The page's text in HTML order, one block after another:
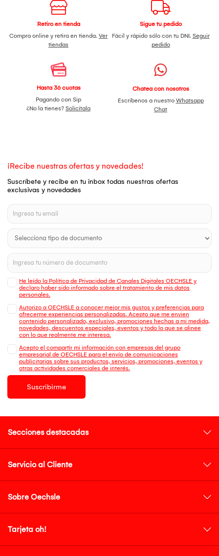
Retiro en tienda
Compra online y retira en tienda. Ver
tiendas
Sigue tu pedido
Fácil y rápido sólo con tu DNI. Seguir
pedido
Hasta 36 cuotas
Pagando con Sip
¿No la tienes? Solicítala
Chatea con nosotros
Escríbenos a nuestro Whatsapp
Chat
¡Recibe nuestras ofertas y novedades!
Suscríbete y recibe en tu inbox todas nuestras ofertas
exclusivas y novedades
He leído la Política de Privacidad de Canales Digitales OECHSLE y
declaro haber sido informado sobre el tratamiento de mis datos
personales.
Autorizo a OECHSLE a conocer mejor mis gustos y preferencias para
ofrecerme experiencias personalizadas. Acepto que me envien
contenido personalizado, exclusivo, promociones hechas a mi medida,
novedades, descuentos especiales, eventos y todo lo que se alinee
con lo que realmente me interesa.
Acepto el compartir mi información con empresas del grupo
empresarial de OECHSLE para el envío de comunicaciones
publicitarias sobre sus productos, servicios, promociones, eventos y
otras actividades comerciales de interés.
Suscribirme
Secciones destacadas
Servicio al Cliente
Sobre Oechsle
Tarjeta oh!